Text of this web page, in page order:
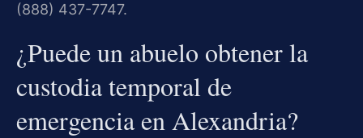
(888) 437-7747.
¿Puede un abuelo obtener la
custodia temporal de
emergencia en Alexandria?